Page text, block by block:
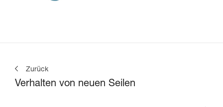
Zurück
Verhalten von neuen Seilen